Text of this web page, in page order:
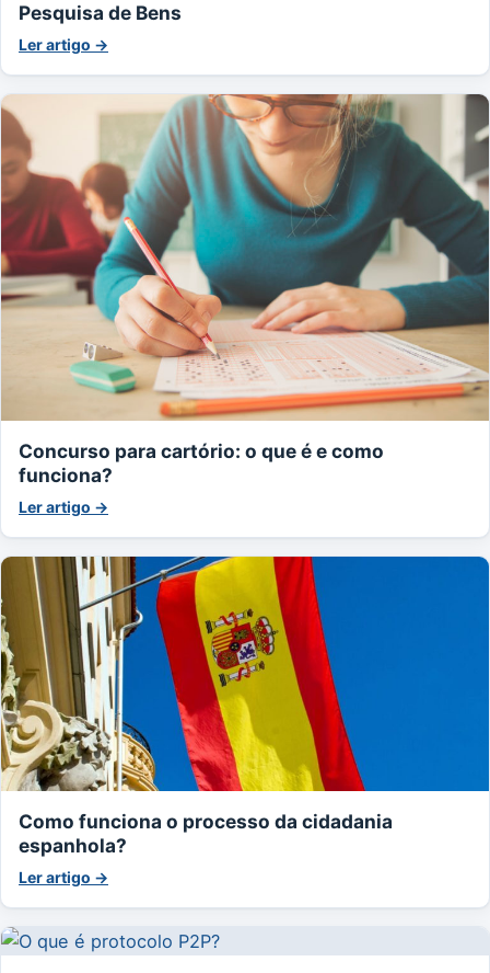
Pesquisa de Bens
Ler artigo →
Concurso para cartório: o que é e como
funciona?
Ler artigo →
Como funciona o processo da cidadania
espanhola?
Ler artigo →